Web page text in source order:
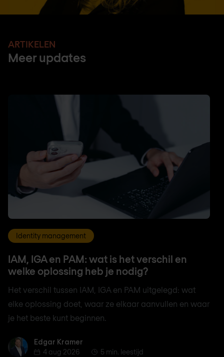
ARTIKELEN
Meer updates
Identity management
IAM, IGA en PAM: wat is het verschil en
welke oplossing heb je nodig?
Het verschil tussen IAM, IGA en PAM uitgelegd: wat
elke oplossing doet, waar ze elkaar aanvullen en waar
je het beste kunt beginnen.
Edgar KramerEdgar Kramer
4 aug 2026
5 min. leestijd